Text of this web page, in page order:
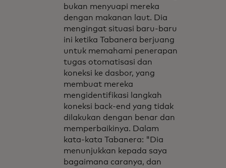
bukan menyuapi mereka
dengan makanan laut. Dia
mengingat situasi baru-baru
ini ketika Tabanera berjuang
untuk memahami penerapan
tugas otomatisasi dan
koneksi ke dasbor, yang
membuat mereka
mengidentifikasi langkah
koneksi back-end yang tidak
dilakukan dengan benar dan
memperbaikinya. Dalam
kata-kata Tabanera: "Dia
menunjukkan kepada saya
bagaimana caranya, dan